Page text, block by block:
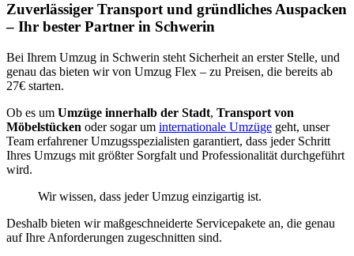
Zuverlässiger Transport und gründliches Auspacken
– Ihr bester Partner in Schwerin
Bei Ihrem Umzug in Schwerin steht Sicherheit an erster Stelle, und
genau das bieten wir von Umzug Flex – zu Preisen, die bereits ab
27€ starten.
Ob es um Umzüge innerhalb der Stadt, Transport von
Möbelstücken oder sogar um internationale Umzüge geht, unser
Team erfahrener Umzugsspezialisten garantiert, dass jeder Schritt
Ihres Umzugs mit größter Sorgfalt und Professionalität durchgeführt
wird.
Wir wissen, dass jeder Umzug einzigartig ist.
Deshalb bieten wir maßgeschneiderte Servicepakete an, die genau
auf Ihre Anforderungen zugeschnitten sind.